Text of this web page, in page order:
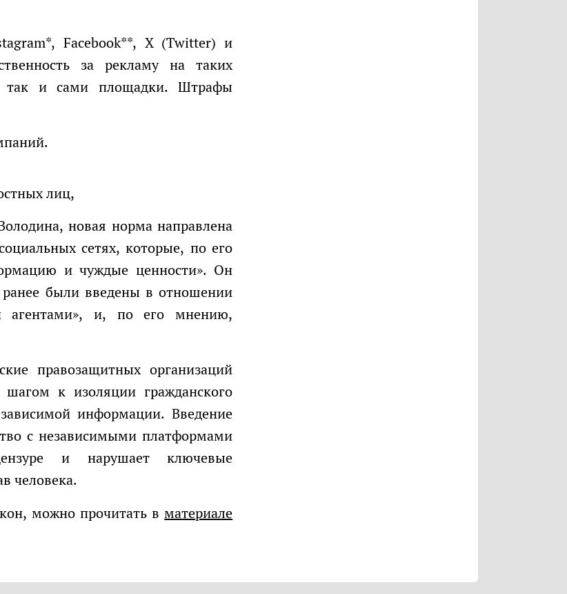
за рекламу на таких
так и сами площадки. Штрафы
лиц,
сетях, которые, по его
и чуждые ценности». Он
были введены в отношении
агентами», и, по его мнению,
к изоляции гражданского
информации. Введение
с независимыми платформами
и нарушает ключевые
человека.
можно прочитать вматериале